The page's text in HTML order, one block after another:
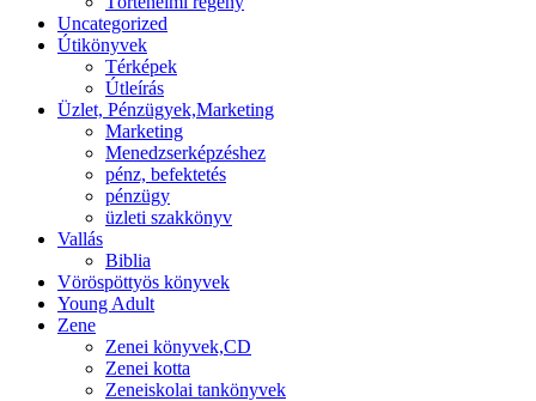
Uncategorized
Útikönyvek
Térképek
Útleírás
Üzlet, Pénzügyek,Marketing
Marketing
Menedzserképzéshez
pénz, befektetés
pénzügy
üzleti szakkönyv
Vallás
Biblia
Vöröspöttyös könyvek
Young Adult
Zene
Zenei könyvek,CD
Zenei kotta
Zeneiskolai tankönyvek